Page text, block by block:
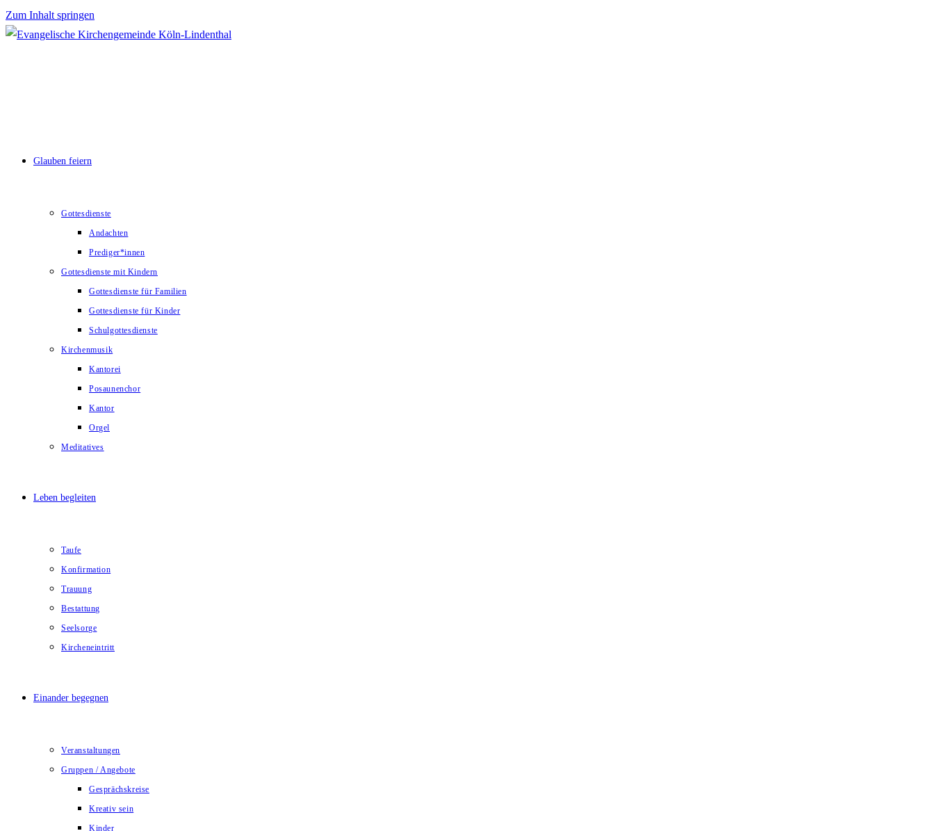
Zum Inhalt springen
Glauben feiern
Gottesdienste
Andachten
Prediger*innen
Gottesdienste mit Kindern
Gottesdienste für Familien
Gottesdienste für Kinder
Schulgottesdienste
Kirchenmusik
Kantorei
Posaunenchor
Kantor
Orgel
Meditatives
Leben begleiten
Taufe
Konfirmation
Trauung
Bestattung
Seelsorge
Kircheneintritt
Einander begegnen
Veranstaltungen
Gruppen / Angebote
Gesprächskreise
Kreativ sein
Kinder